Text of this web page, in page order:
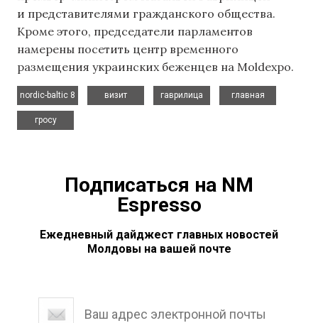
и представителями гражданского общества.
Кроме этого, председатели парламентов
намерены посетить центр временного
размещения украинских беженцев на Moldexpo.
nordic-baltic 8
визит
гаврилица
главная
гросу
Подписаться на NM
Espresso
Ежедневный дайджест главных новостей
Молдовы на вашей почте